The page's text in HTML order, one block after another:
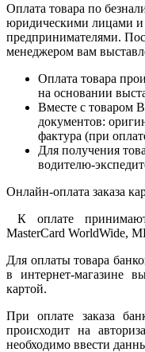
Оплата товара по
юридическими лицами
предпринимателями.
менеджером вам
Оплата товара
на основании
Вместе с товаром
документов:
фактура (при
Для получения
водителю-
Онлайн-оплата заказа
К оплате
MasterCard WorldWide,
Для оплаты товара
в интернет-магазине
картой.
При оплате заказа
происходит на
необходимо ввести